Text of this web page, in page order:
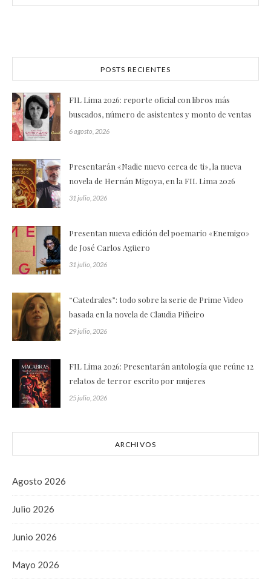
POSTS RECIENTES
FIL Lima 2026: reporte oficial con libros más
buscados, número de asistentes y monto de ventas
6 agosto, 2026
Presentarán «Nadie nuevo cerca de ti», la nueva
novela de Hernán Migoya, en la FIL Lima 2026
31 julio, 2026
Presentan nueva edición del poemario «Enemigo»
de José Carlos Agüero
31 julio, 2026
“Catedrales”: todo sobre la serie de Prime Video
basada en la novela de Claudia Piñeiro
29 julio, 2026
FIL Lima 2026: Presentarán antología que reúne 12
relatos de terror escrito por mujeres
25 julio, 2026
ARCHIVOS
Agosto 2026
Julio 2026
Junio 2026
Mayo 2026